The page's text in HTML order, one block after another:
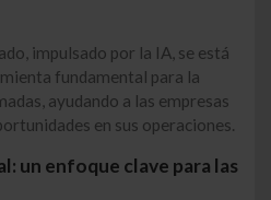
impulsado por la IA, se está
fundamental para la
ayudando a las empresas
en sus operaciones.
un enfoque clave para las